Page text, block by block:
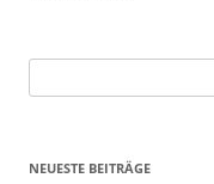
nach:
NEUESTE BEITRÄGE